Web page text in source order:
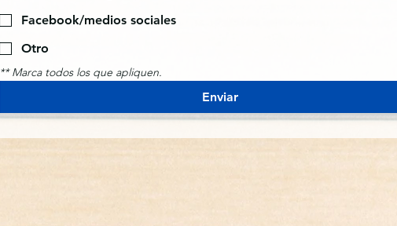
Facebook/medios sociales
Otro
** Marca todos los que apliquen.
Enviar